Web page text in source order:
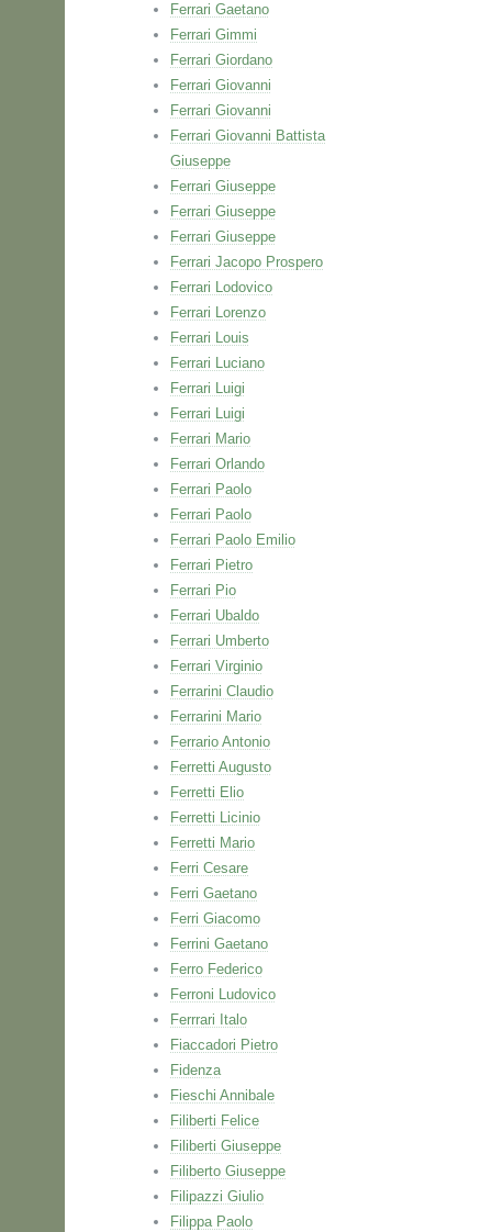
Ferrari Gaetano
Ferrari Gimmi
Ferrari Giordano
Ferrari Giovanni
Ferrari Giovanni
Ferrari Giovanni Battista
Giuseppe
Ferrari Giuseppe
Ferrari Giuseppe
Ferrari Giuseppe
Ferrari Jacopo Prospero
Ferrari Lodovico
Ferrari Lorenzo
Ferrari Louis
Ferrari Luciano
Ferrari Luigi
Ferrari Luigi
Ferrari Mario
Ferrari Orlando
Ferrari Paolo
Ferrari Paolo
Ferrari Paolo Emilio
Ferrari Pietro
Ferrari Pio
Ferrari Ubaldo
Ferrari Umberto
Ferrari Virginio
Ferrarini Claudio
Ferrarini Mario
Ferrario Antonio
Ferretti Augusto
Ferretti Elio
Ferretti Licinio
Ferretti Mario
Ferri Cesare
Ferri Gaetano
Ferri Giacomo
Ferrini Gaetano
Ferro Federico
Ferroni Ludovico
Ferrrari Italo
Fiaccadori Pietro
Fidenza
Fieschi Annibale
Filiberti Felice
Filiberti Giuseppe
Filiberto Giuseppe
Filipazzi Giulio
Filippa Paolo